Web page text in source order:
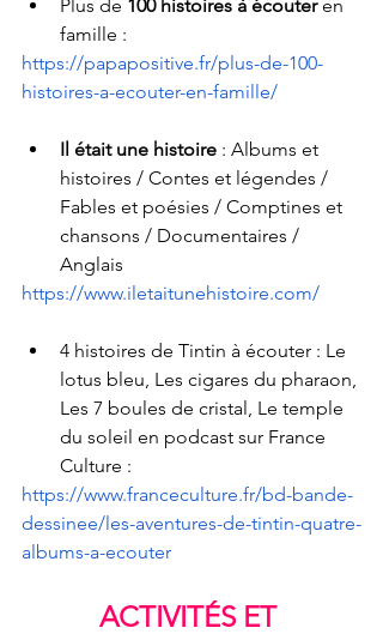
Plus de 100 histoires à écouter en
famille :
https://papapositive.fr/plus-de-100-
histoires-a-ecouter-en-famille/
Il était une histoire : Albums et
histoires / Contes et légendes /
Fables et poésies / Comptines et
chansons / Documentaires /
Anglais
https://www.iletaitunehistoire.com/
4 histoires de Tintin à écouter : Le
lotus bleu, Les cigares du pharaon,
Les 7 boules de cristal, Le temple
du soleil en podcast sur France
Culture :
https://www.franceculture.fr/bd-bande-
dessinee/les-aventures-de-tintin-quatre-
albums-a-ecouter
ACTIVITÉS ET